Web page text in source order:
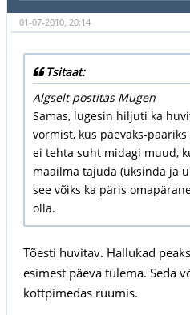
01-07-2010, 20:14
Tsitaat:
Algselt postitas Mugen
Samas, lugesin hiljuti ka
vormist, kus päevaks-
ei tehta suht midagi muud,
maailma tajuda (üksinda ja
see võiks ka päris
olla.
Tõesti huvitav. Hallukad
esimest päeva tulema. Seda
kottpimedas ruumis.